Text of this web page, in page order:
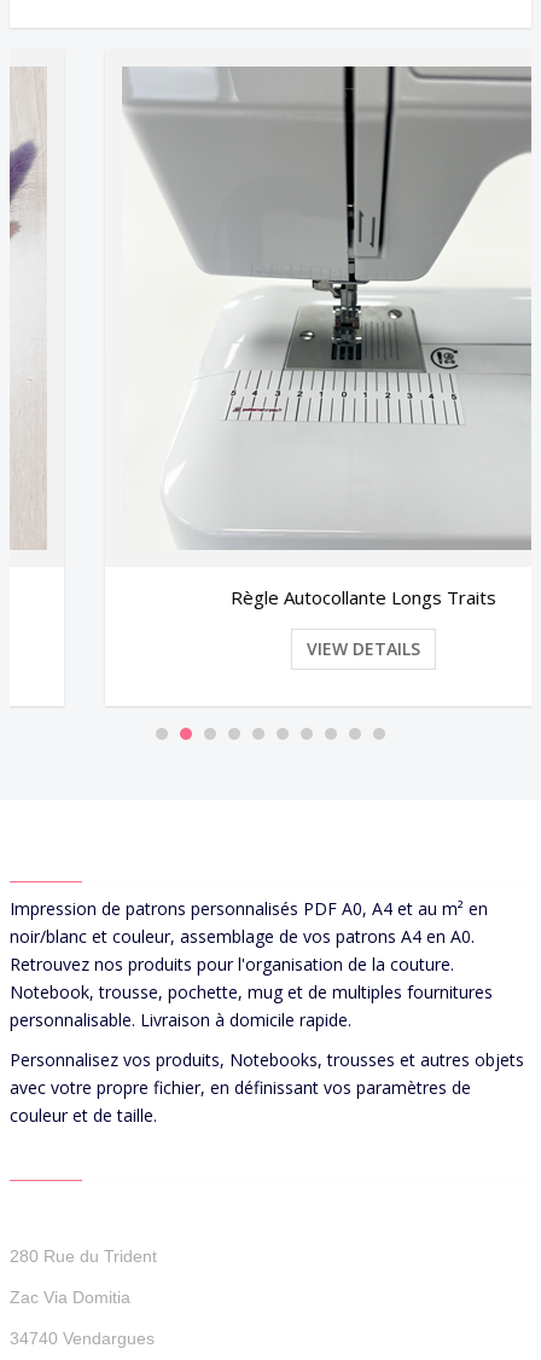
Règle Autocollante Longs Traits
VIEW DETAILS
Impression de patrons personnalisés PDF A0, A4 et au m² en
noir/blanc et couleur, assemblage de vos patrons A4 en A0.
Retrouvez nos produits pour l'organisation de la couture.
Notebook, trousse, pochette, mug et de multiples fournitures
personnalisable. Livraison à domicile rapide.
Personnalisez vos produits, Notebooks, trousses et autres objets
avec votre propre fichier, en définissant vos paramètres de
couleur et de taille.
280 Rue du Trident
Zac Via Domitia
34740 Vendargues